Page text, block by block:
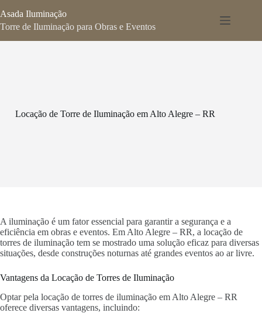
para
o
Asada Iluminação
Torre de Iluminação para Obras e Eventos
Locação de Torre de Iluminação em Alto Alegre – RR
A iluminação é um fator essencial para garantir a segurança e a
eficiência em obras e eventos. Em Alto Alegre – RR, a locação de
torres de iluminação tem se mostrado uma solução eficaz para diversas
situações, desde construções noturnas até grandes eventos ao ar livre.
Vantagens da Locação de Torres de Iluminação
Optar pela locação de torres de iluminação em Alto Alegre – RR
oferece diversas vantagens, incluindo: